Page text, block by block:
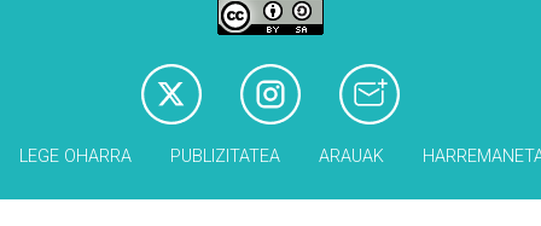
LEGE OHARRA PUBLIZITATEA ARAUAK